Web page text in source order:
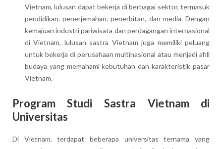
Vietnam, lulusan dapat bekerja di berbagai sektor, termasuk
pendidikan, penerjemahan, penerbitan, dan media. Dengan
kemajuan industri pariwisata dan perdagangan internasional
di Vietnam, lulusan sastra Vietnam juga memiliki peluang
untuk bekerja di perusahaan multinasional atau menjadi ahli
budaya yang memahami kebutuhan dan karakteristik pasar
Vietnam.
Program Studi Sastra Vietnam di
Universitas
Di Vietnam, terdapat beberapa universitas ternama yang